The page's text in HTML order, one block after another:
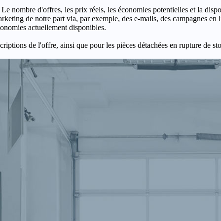
nombre d'offres, les prix réels, les économies potentielles et la
de notre part via, par exemple, des e-mails, des campagnes
actuellement disponibles.
de l'offre, ainsi que pour les pièces détachées en rupture de